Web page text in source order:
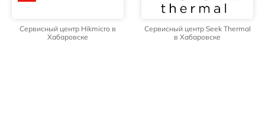
Сервисный центр Hikmicro в
Хабаровске
Сервисный центр Seek Thermal
в Хабаровске